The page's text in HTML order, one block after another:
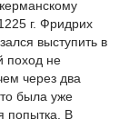
г. Фридрих
выступить в
поход не
через два
была уже
попытка. В